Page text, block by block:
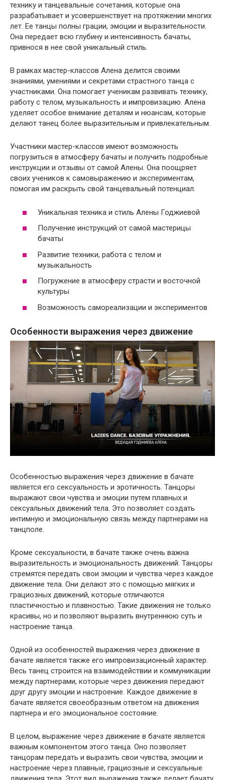
технику и танцевальные сочетания, которые она
разрабатывает и усовершенствует на протяжении многих
лет. Ее танцы полны грации, эмоции и выразительности.
Она передает всю глубину и интенсивность бачаты,
привнося в нее свой уникальный стиль.
В рамках мастер-классов Алена делится своими
знаниями, умениями и секретами страстного танца с
участниками. Она помогает ученикам развивать технику,
работу с телом, музыкальность и импровизацию. Алена
уделяет особое внимание деталям и нюансам, которые
делают танец более выразительным и привлекательным.
Участники мастер-классов имеют возможность
погрузиться в атмосферу бачаты и получить подробные
инструкции и отзывы от самой Алены. Она поощряет
своих учеников к самовыражению и экспериментам,
помогая им раскрыть свой танцевальный потенциал.
Уникальная техника и стиль Алены Годжиевой
Получение инструкций от самой мастерицы
бачаты
Развитие техники, работа с телом и
музыкальность
Погружение в атмосферу страсти и восточной
культуры
Возможность самореализации и экспериментов
Особенности выражения через движение
Особенностью выражения через движение в бачате
является его сексуальность и эротичность. Танцоры
выражают свои чувства и эмоции путем плавных и
сексуальных движений тела. Это позволяет создать
интимную и эмоциональную связь между партнерами на
танцполе.
Кроме сексуальности, в бачате также очень важна
выразительность и эмоциональность движений. Танцоры
стремятся передать свои эмоции и чувства через каждое
движение тела. Они делают это с помощью мягких и
грациозных движений, которые отличаются
пластичностью и плавностью. Такие движения не только
красивы, но и позволяют выразить внутреннюю суть и
настроение танца.
Одной из особенностей выражения через движение в
бачате является также его импровизационный характер.
Весь танец строится на взаимодействии и коммуникации
между партнерами, которые через движения передают
друг другу эмоции и настроение. Каждое движение в
бачате является своеобразным ответом на движения
партнера и его эмоциональное состояние.
В целом, выражение через движение в бачате является
важным компонентом этого танца. Оно позволяет
танцорам передать и выразить свои чувства, эмоции и
настроение через плавные, грациозные и сексуальные